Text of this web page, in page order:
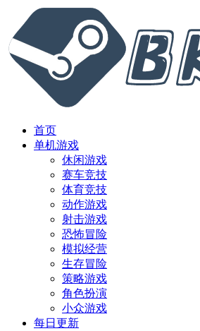
首页
单机游戏
休闲游戏
赛车竞技
体育竞技
动作游戏
射击游戏
恐怖冒险
模拟经营
生存冒险
策略游戏
角色扮演
小众游戏
每日更新